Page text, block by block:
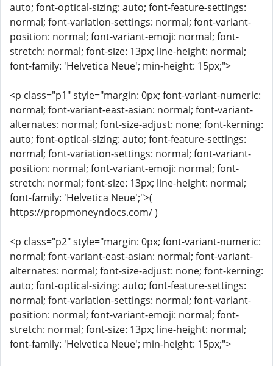
auto; font-optical-sizing: auto; font-feature-settings:
normal; font-variation-settings: normal; font-variant-
position: normal; font-variant-emoji: normal; font-
stretch: normal; font-size: 13px; line-height: normal;
font-family: 'Helvetica Neue'; min-height: 15px;">
<p class="p1" style="margin: 0px; font-variant-numeric:
normal; font-variant-east-asian: normal; font-variant-
alternates: normal; font-size-adjust: none; font-kerning:
auto; font-optical-sizing: auto; font-feature-settings:
normal; font-variation-settings: normal; font-variant-
position: normal; font-variant-emoji: normal; font-
stretch: normal; font-size: 13px; line-height: normal;
font-family: 'Helvetica Neue';">(
https://propmoneyndocs.com/ )
<p class="p2" style="margin: 0px; font-variant-numeric:
normal; font-variant-east-asian: normal; font-variant-
alternates: normal; font-size-adjust: none; font-kerning:
auto; font-optical-sizing: auto; font-feature-settings:
normal; font-variation-settings: normal; font-variant-
position: normal; font-variant-emoji: normal; font-
stretch: normal; font-size: 13px; line-height: normal;
font-family: 'Helvetica Neue'; min-height: 15px;">